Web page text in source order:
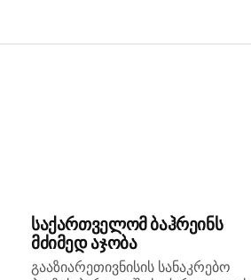
საქართველომ ბაჰრეინს
მძიმედ აჯობა
გააზიარეთივნისის სანაკრებო